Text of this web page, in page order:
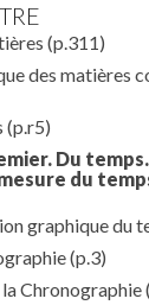
(p.311)
des matières
(p.r5)
Du
du
graphique du
(p.3)
Chronographie